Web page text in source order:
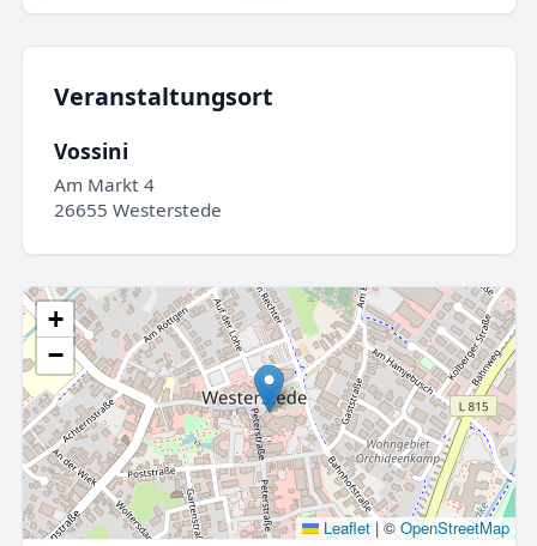
Veranstaltungsort
Vossini
Am Markt 4
26655 Westerstede
+
−
Leaflet |© OpenStreetMap